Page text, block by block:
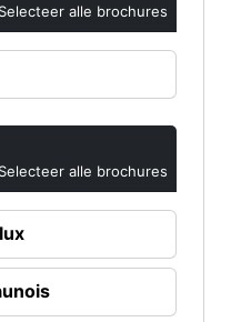
Selecteer alle brochures
Selecteer alle brochures